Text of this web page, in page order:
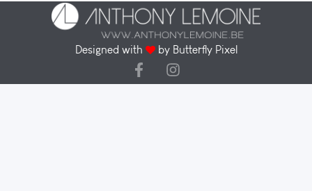
Designed with by Butterfly Pixel